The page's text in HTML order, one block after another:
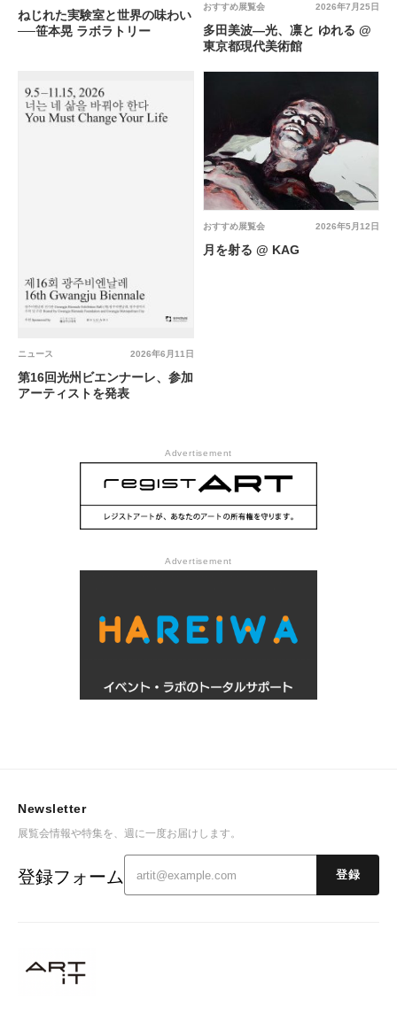
ねじれた実験室と世界の味わい
──笹本晃 ラボラトリー
2026年7月25日
おすすめ展覧会
多田美波―光、凛と ゆれる @
東京都現代美術館
2026年6月11日
ニュース
第16回光州ビエンナーレ、参加
アーティストを発表
2026年5月12日
おすすめ展覧会
月を射る @ KAG
Advertisement
Advertisement
Newsletter
展覧会情報や特集を、週に一度お届けします。
登録フォーム 登録